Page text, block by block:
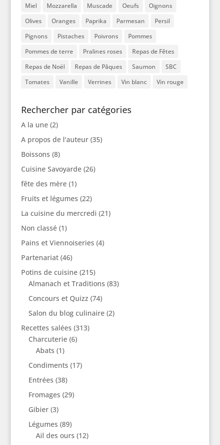
Miel Mozzarella Muscade Oeufs
Oignons
Olives
Oranges Paprika Parmesan
Persil
Pignons
Pistaches Poivrons
Pommes
Pommes de terre
Pralines roses
Repas de Fêtes
Repas de Noël
Repas de Pâques Saumon
SBC
Tomates
Vanille Verrines Vin blanc Vin rouge
Rechercher par catégories
A la une(2)
A propos de l'auteur(35)
Boissons (8)
Cuisine Savoyarde(26)
fête des mère(1)
Fruits et légumes (22)
La cuisine du mercredi (21)
Non classé(1)
Pains et Viennoiseries (4)
Partenariat(46)
Potins de cuisine(215)
Almanach et Traditions (83)
Concours et Quizz (74)
Salon du blog culinaire(2)
Recettes salées (313)
Charcuterie(6)
Abats (1)
Condiments (17)
Entrées (38)
Fromages (29)
Gibier(3)
Légumes (89)
Ail des ours (12)